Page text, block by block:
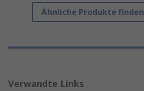
Ähnliche Produkte finden
Verwandte Links